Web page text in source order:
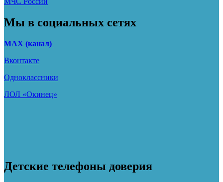
Мы в социальных сетях
МАХ (канал)
Вконтакте
Одноклассники
ЛОЛ «Окинец»
Детские телефоны доверия